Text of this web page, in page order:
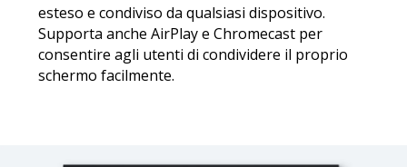
esteso e condiviso da qualsiasi dispositivo.
Supporta anche AirPlay e Chromecast per
consentire agli utenti di condividere il proprio
schermo facilmente.